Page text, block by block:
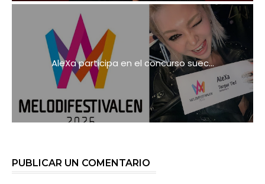
AleXa participa en el concurso suec...
PUBLICAR UN COMENTARIO